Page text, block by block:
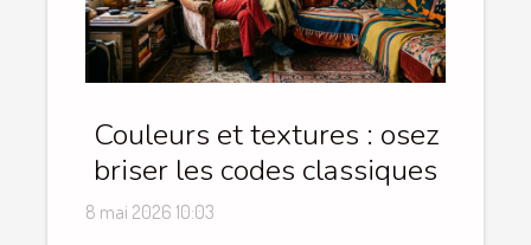
Couleurs et textures : osez
briser les codes classiques
8 mai 2026 10:03